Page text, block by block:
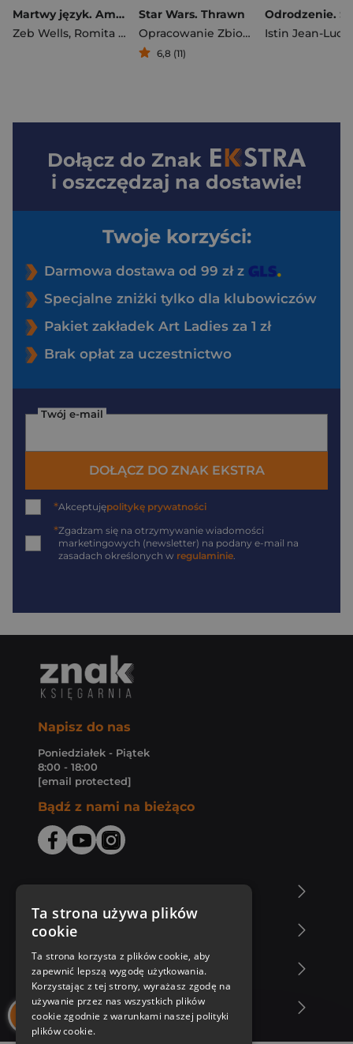
Martwy język. Amazing Spider-Man. Tom 6. Część 2
Zeb Wells, Romita John Jr.
Star Wars. Thrawn
Opracowanie Zbiorowe
6,8 (11)
Istin Jean-Luc
Dołącz do Znak
i oszczędzaj na dostawie!
Twoje korzyści:
Darmowa dostawa od 99 zł z
Specjalne zniżki tylko dla klubowiczów
Pakiet zakładek Art Ladies za 1 zł
Brak opłat za uczestnictwo
Twój e-mail
DOŁĄCZ DO ZNAK EKSTRA
*Akceptujępolitykę prywatności
*Zgadzam się na otrzymywanie wiadomości
marketingowych (newsletter) na podany e-mail na
zasadach określonych w regulaminie
Napisz do nas
Poniedziałek - Piątek
8:00 - 18:00
[email protected]
Bądź z nami na bieżąco
Zakupy u nas
Nasza oferta
Nasi autorzy
Ta strona używa plików
cookie
Ta strona korzysta z plików cookie, aby
zapewnić lepszą wygodę użytkowania.
Korzystając z tej strony, wyrażasz zgodę na
używanie przez nas wszystkich plików
cookie zgodnie z warunkami naszej polityki
plików cookie.